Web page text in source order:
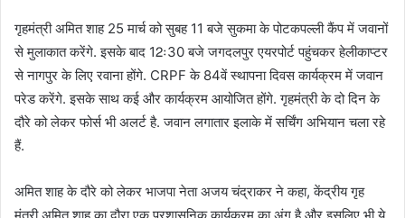
गृहमंत्री अमित शाह 25 मार्च को सुबह 11 बजे सुकमा के पोटकपल्ली कैंप में जवानों
से मुलाकात करेंगे. इसके बाद 12ः30 बजे जगदलपुर एयरपोर्ट पहुंचकर हेलीकाप्टर
से नागपुर के लिए रवाना होंगे. CRPF के 84वें स्थापना दिवस कार्यक्रम में जवान
परेड करेंगे. इसके साथ कई और कार्यक्रम आयोजित होंगे. गृहमंत्री के दो दिन के
दौरे को लेकर फोर्स भी अलर्ट है. जवान लगातार इलाके में सर्चिंग अभियान चला रहे
हैं.
अमित शाह के दौरे को लेकर भाजपा नेता अजय चंद्राकर ने कहा, केंद्रीय गृह